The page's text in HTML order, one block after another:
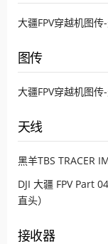
大疆FPV穿越机图传
图传
大疆FPV穿越机图传
天线
黑羊TBS TRACER
DJI 大疆 FPV Part
直头）
接收器